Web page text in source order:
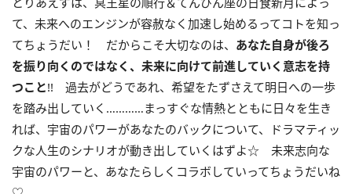
て、未来へのエンジンが容赦なく加速し始めるってコトを知っ
てちょうだい！ だからこそ大切なのは、 あなた自身が後ろ
を振り向くのではなく、未来に向けて前進していく意志を持
つこと!! 過去がどうであれ、希望をたずさえて明日への一歩
を踏み出していく…………まっすぐな情熱とともに日々を生き
れば、宇宙のパワーがあなたのバックについて、ドラマティッ
クな人生のシナリオが動き出していくはずよ☆ 未来志向な
宇宙のパワーと、あなたらしくコラボしていってちょうだいね